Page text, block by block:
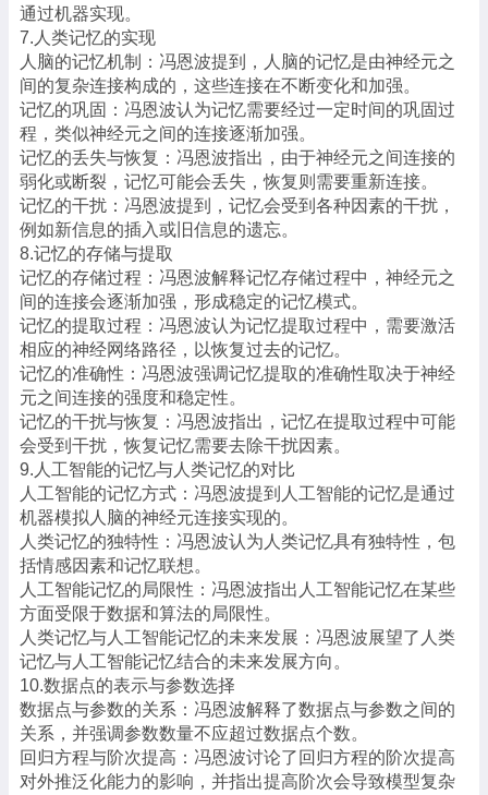
通过机器实现。
7.人类记忆的实现
人脑的记忆机制：冯恩波提到，人脑的记忆是由神经元之
间的复杂连接构成的，这些连接在不断变化和加强。
记忆的巩固：冯恩波认为记忆需要经过一定时间的巩固过
程，类似神经元之间的连接逐渐加强。
记忆的丢失与恢复：冯恩波指出，由于神经元之间连接的
弱化或断裂，记忆可能会丢失，恢复则需要重新连接。
记忆的干扰：冯恩波提到，记忆会受到各种因素的干扰，
例如新信息的插入或旧信息的遗忘。
8.记忆的存储与提取
记忆的存储过程：冯恩波解释记忆存储过程中，神经元之
间的连接会逐渐加强，形成稳定的记忆模式。
记忆的提取过程：冯恩波认为记忆提取过程中，需要激活
相应的神经网络路径，以恢复过去的记忆。
记忆的准确性：冯恩波强调记忆提取的准确性取决于神经
元之间连接的强度和稳定性。
记忆的干扰与恢复：冯恩波指出，记忆在提取过程中可能
会受到干扰，恢复记忆需要去除干扰因素。
9.人工智能的记忆与人类记忆的对比
人工智能的记忆方式：冯恩波提到人工智能的记忆是通过
机器模拟人脑的神经元连接实现的。
人类记忆的独特性：冯恩波认为人类记忆具有独特性，包
括情感因素和记忆联想。
人工智能记忆的局限性：冯恩波指出人工智能记忆在某些
方面受限于数据和算法的局限性。
人类记忆与人工智能记忆的未来发展：冯恩波展望了人类
记忆与人工智能记忆结合的未来发展方向。
10.数据点的表示与参数选择
数据点与参数的关系：冯恩波解释了数据点与参数之间的
关系，并强调参数数量不应超过数据点个数。
回归方程与阶次提高：冯恩波讨论了回归方程的阶次提高
对外推泛化能力的影响，并指出提高阶次会导致模型复杂